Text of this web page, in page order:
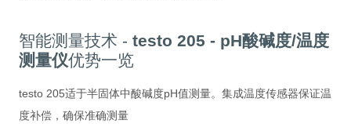
智能测量技术 -testo 205 - pH酸碱度/温度
测量仪优势一览
testo 205适于半固体中酸碱度pH值测量。集成温度传感器保证温
度补偿，确保准确测量